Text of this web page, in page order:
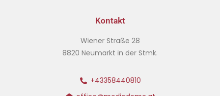
Kontakt
Wiener Straße 28
8820 Neumarkt in der Stmk.
+43358440810